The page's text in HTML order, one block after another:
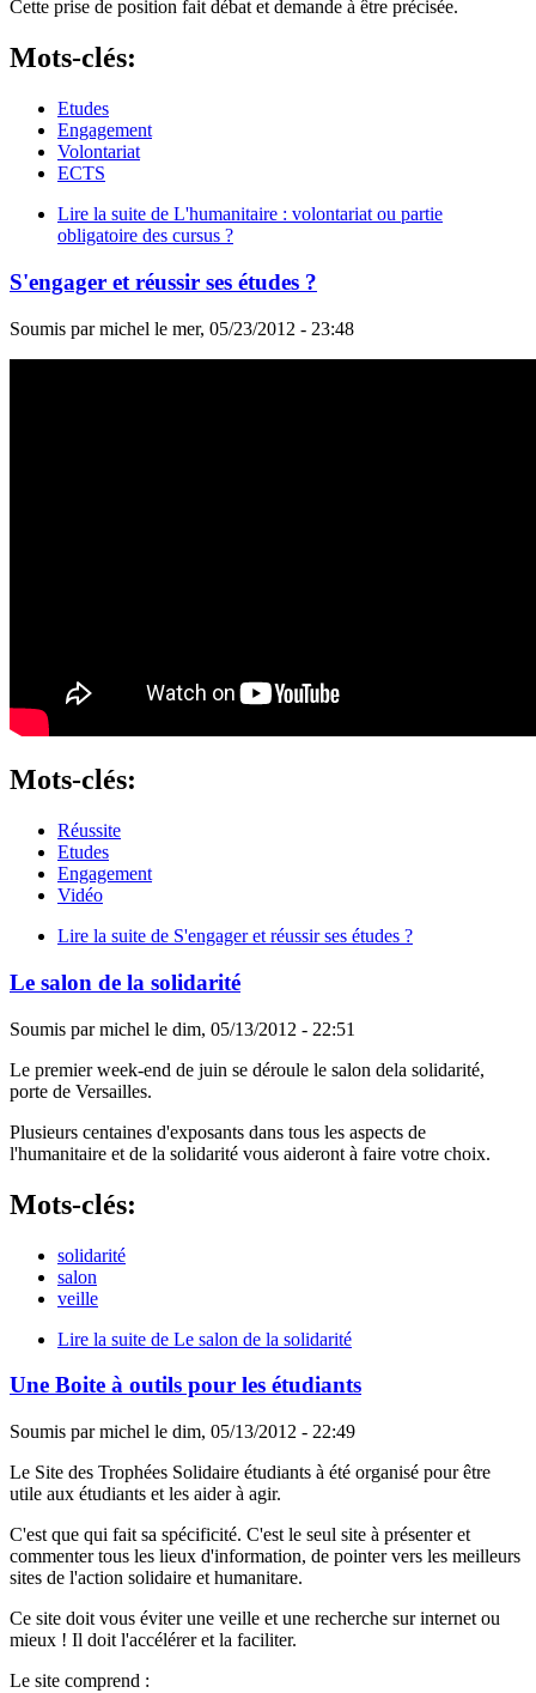
Cette prise de position fait débat et demande à être précisée.
Mots-clés:
Etudes
Engagement
Volontariat
ECTS
Lire la suite de L'humanitaire : volontariat ou partie
obligatoire des cursus ?
S'engager et réussir ses études ?
Soumis parmichel le mer, 05/23/2012 - 23:48
Mots-clés:
Réussite
Etudes
Engagement
Vidéo
Lire la suite de S'engager et réussir ses études ?
Le salon de la solidarité
Soumis parmichel le dim, 05/13/2012 - 22:51
Le premier week-end de juin se déroule le salon dela solidarité,
porte de Versailles.
Plusieurs centaines d'exposants dans tous les aspects de
l'humanitaire et de la solidarité vous aideront à faire votre choix.
Mots-clés:
solidarité
salon
veille
Lire la suite de Le salon de la solidarité
Une Boite à outils pour les étudiants
Soumis parmichel le dim, 05/13/2012 - 22:49
Le Site des Trophées Solidaire étudiants à été organisé pour être
utile aux étudiants et les aider à agir.
C'est que qui fait sa spécificité. C'est le seul site à présenter et
commenter tous les lieux d'information, de pointer vers les meilleurs
sites de l'action solidaire et humanitare.
Ce site doit vous éviter une veille et une recherche sur internet ou
mieux ! Il doit l'accélérer et la faciliter.
Le site comprend :